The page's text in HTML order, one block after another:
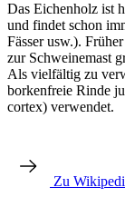
Das Eichenholz ist
und findet schon
Fässer usw.).
zur Schweinemast
Als vielfältig zu
borkenfreie Rinde
cortex) verwendet.
Zu